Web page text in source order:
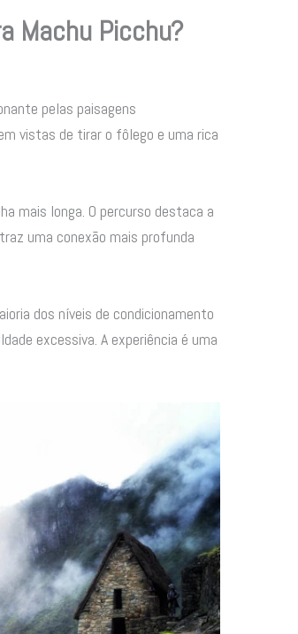
Machu Picchu?
pelas paisagens
vistas de tirar o fôlego e uma rica
mais longa. O percurso destaca a
uma conexão mais profunda
dos níveis de condicionamento
excessiva. A experiência é uma